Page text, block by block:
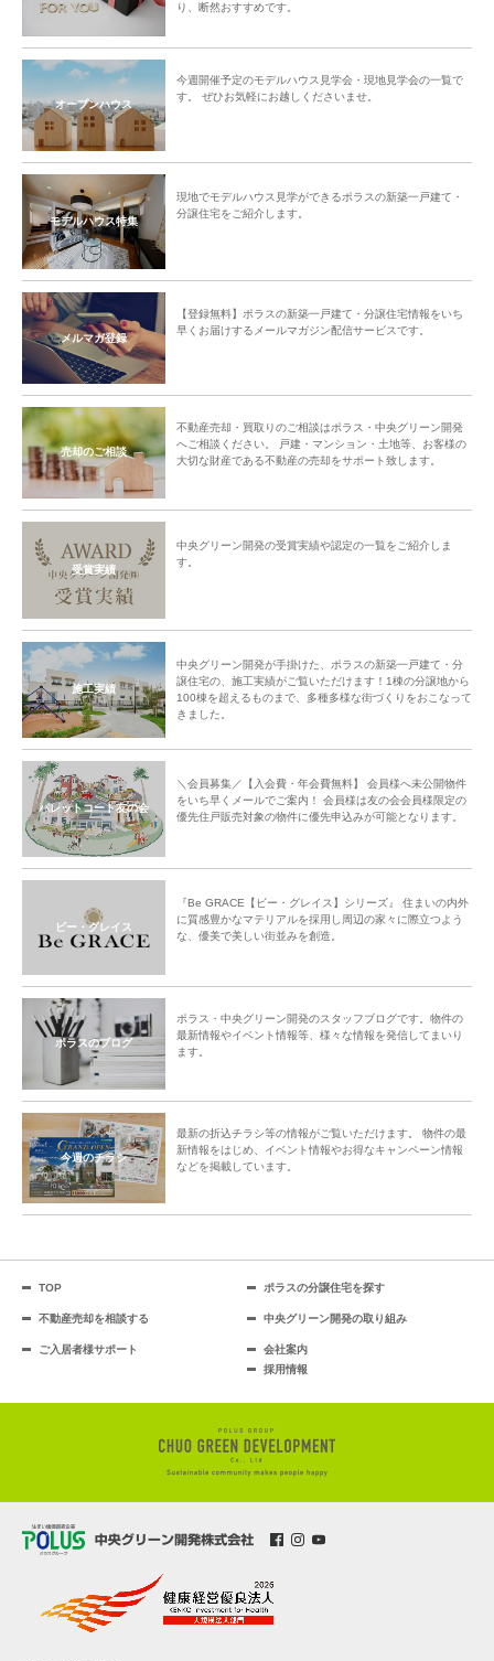
り、断然おすすめです。
オープンハウス
今週開催予定のモデルハウス見学会・現地見学会の一覧で
す。 ぜひお気軽にお越しくださいませ。
モデルハウス特集
現地でモデルハウス見学ができるポラスの新築一戸建て・
分譲住宅をご紹介します。
メルマガ登録
【登録無料】ポラスの新築一戸建て・分譲住宅情報をいち
早くお届けするメールマガジン配信サービスです。
売却のご相談
不動産売却・買取りのご相談はポラス・中央グリーン開発
へご相談ください。 戸建・マンション・土地等、お客様の
大切な財産である不動産の売却をサポート致します。
受賞実績
中央グリーン開発の受賞実績や認定の一覧をご紹介しま
す。
施工実績
中央グリーン開発が手掛けた、ポラスの新築一戸建て・分
譲住宅の、施工実績がご覧いただけます！1棟の分譲地から
100棟を超えるものまで、多種多様な街づくりをおこなって
きました。
パレットコート友の会
＼会員募集／【入会費・年会費無料】 会員様へ未公開物件
をいち早くメールでご案内！ 会員様は友の会会員様限定の
優先住戸販売対象の物件に優先申込みが可能となります。
ビー・グレイス
『Be GRACE【ビー・グレイス】シリーズ』 住まいの内外
に質感豊かなマテリアルを採用し周辺の家々に際立つよう
な、優美で美しい街並みを創造。
ポラスのブログ
ポラス・中央グリーン開発のスタッフブログです。物件の
最新情報やイベント情報等、様々な情報を発信してまいり
ます。
今週のチラシ
最新の折込チラシ等の情報がご覧いただけます。 物件の最
新情報をはじめ、イベント情報やお得なキャンペーン情報
などを掲載しています。
TOP ポラスの分譲住宅を探す
不動産売却を相談する 中央グリーン開発の取り組み
ご入居者様サポート
会社案内
採用情報